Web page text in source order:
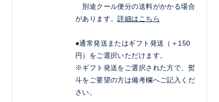
別途クール便分の送料がかかる場合
があります。詳細はこちら
●通常発送またはギフト発送（＋150
円）をご選択いただけます。
※ギフト発送をご選択された方で、熨
斗をご要望の方は備考欄へご記入くだ
さい。